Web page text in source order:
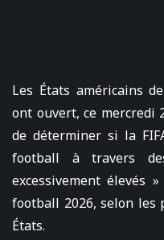
Les États américains
ont ouvert, ce mercredi
de déterminer si la
football à travers
excessivement élevés
football 2026, selon les
États.